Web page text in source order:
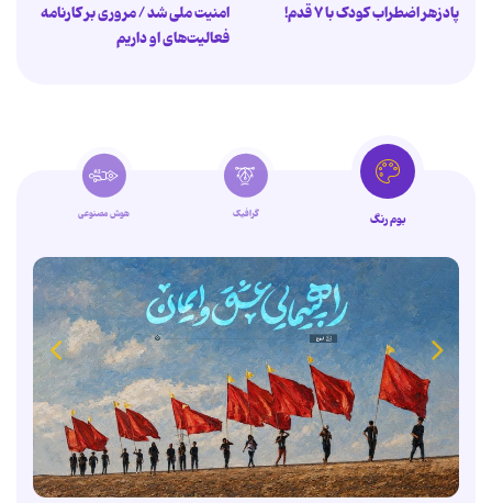
پادزهر اضطراب کودک با ۷ قدم!
امنیت ملی شد / مروری بر کارنامه
فعالیت‌های او داریم
بوم رنگ گرافیک هوش مصنوعی